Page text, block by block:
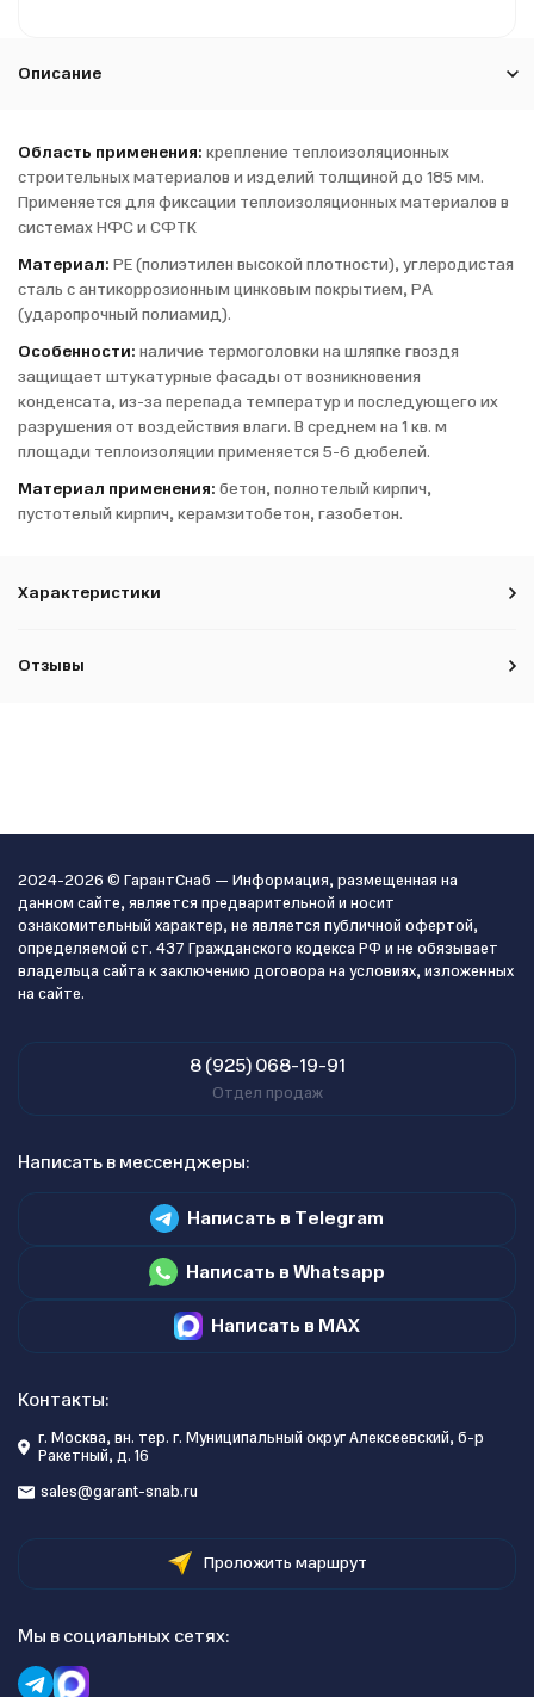
Описание
Область применения: крепление теплоизоляционных
строительных материалов и изделий толщиной до 185 мм.
Применяется для фиксации теплоизоляционных материалов в
системах НФС и СФТК
Материал: PE (полиэтилен высокой плотности), углеродистая
сталь с антикоррозионным цинковым покрытием, РА
(ударопрочный полиамид).
Особенности: наличие термоголовки на шляпке гвоздя
защищает штукатурные фасады от возникновения
конденсата, из-за перепада температур и последующего их
разрушения от воздействия влаги. В среднем на 1 кв. м
площади теплоизоляции применяется 5-6 дюбелей.
Материал применения: бетон, полнотелый кирпич,
пустотелый кирпич, керамзитобетон, газобетон.
Характеристики
Отзывы
2024-2026 © ГарантСнаб — Информация, размещенная на
данном сайте, является предварительной и носит
ознакомительный характер, не является публичной офертой,
определяемой ст. 437 Гражданского кодекса РФ и не обязывает
владельца сайта к заключению договора на условиях, изложенных
на сайте.
8 (925) 068-19-91
Отдел продаж
Написать в мессенджеры:
Написать в Telegram
Написать в Whatsapp
Написать в MAX
Контакты:
г. Москва, вн. тер. г. Муниципальный округ Алексеевский, б-р
Ракетный, д. 16
sales@garant-snab.ru
Проложить маршрут
Мы в социальных сетях: